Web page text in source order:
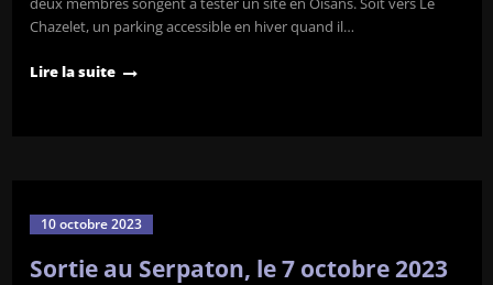
Chazelet, un parking accessible en hiver quand il…
Lire la suite
10 octobre 2023
Sortie au Serpaton, le 7 octobre 2023